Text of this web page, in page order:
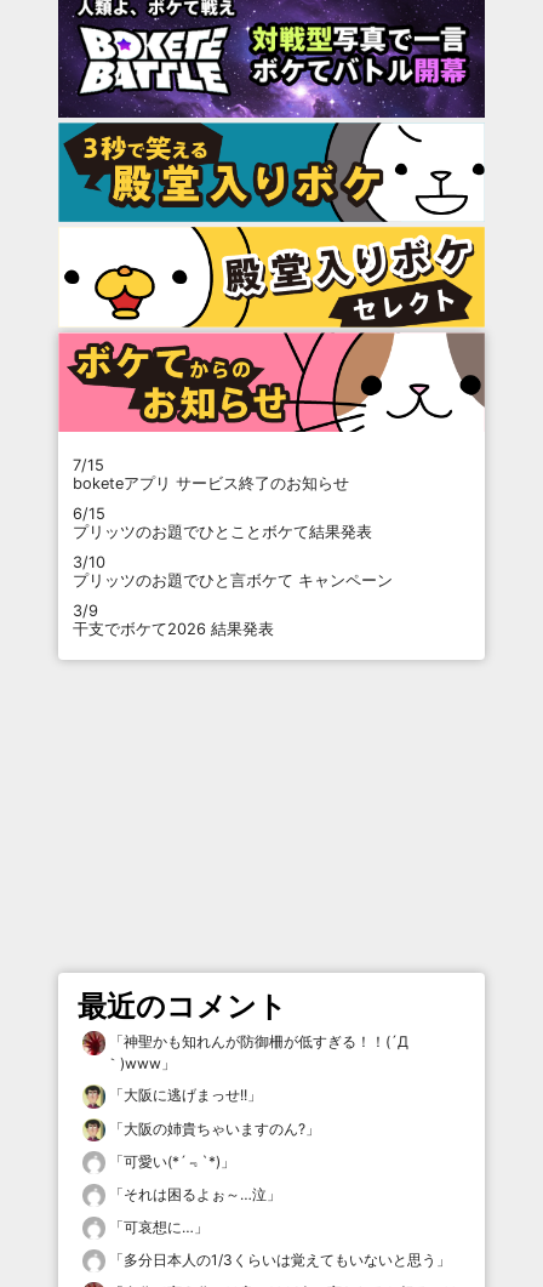
7/15
boketeアプリ サービス終了のお知らせ
6/15
プリッツのお題でひとことボケて結果発表
3/10
プリッツのお題でひと言ボケて キャンペーン
3/9
干支でボケて2026 結果発表
最近のコメント
「神聖かも知れんが防御柵が低すぎる！！(´Д
｀)www 」
「大阪に逃げまっせ!! 」
「大阪の姉貴ちゃいますのん? 」
「可愛い(*´﹃`*) 」
「それは困るよぉ～…泣 」
「可哀想に… 」
「多分日本人の1/3くらいは覚えてもいないと思う 」